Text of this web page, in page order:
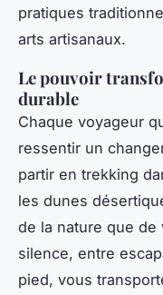
pratiques
arts artisanaux.
Le pouvoir
durable
Chaque voyageur
ressentir un
partir en trekking
les dunes
de la nature que de
silence, entre
pied, vous